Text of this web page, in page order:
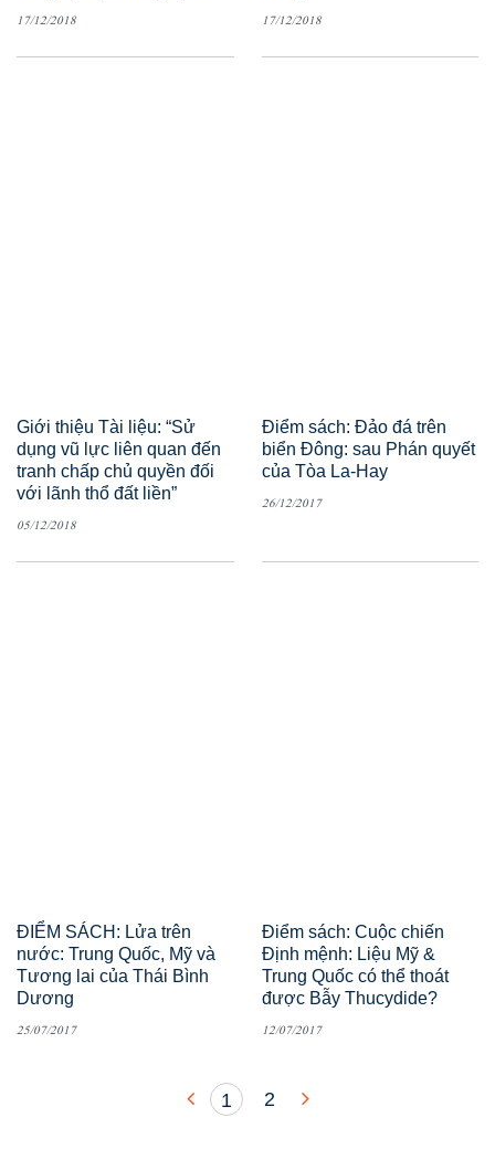
17/12/2018 17/12/2018
Giới thiệu Tài liệu: “Sử
dụng vũ lực liên quan đến
tranh chấp chủ quyền đối
với lãnh thổ đất liền”
05/12/2018
Điểm sách: Đảo đá trên
biển Đông: sau Phán quyết
của Tòa La-Hay
26/12/2017
ĐIỂM SÁCH: Lửa trên
nước: Trung Quốc, Mỹ và
Tương lai của Thái Bình
Dương
25/07/2017
Điểm sách: Cuộc chiến
Định mệnh: Liệu Mỹ &
Trung Quốc có thể thoát
được Bẫy Thucydide?
12/07/2017
1 2